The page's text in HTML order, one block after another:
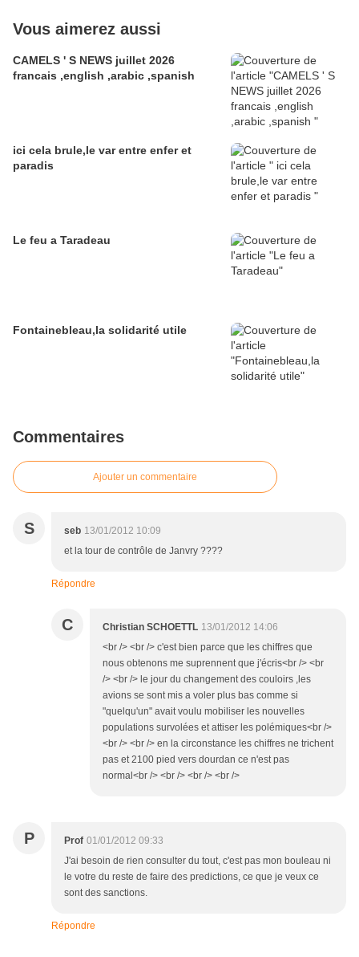
Vous aimerez aussi
CAMELS ' S NEWS juillet 2026
francais ,english ,arabic ,spanish
ici cela brule,le var entre enfer et
paradis
Le feu a Taradeau
Fontainebleau,la solidarité utile
Commentaires
Ajouter un commentaire
S seb 13/01/2012 10:09
et la tour de contrôle de Janvry ????
Répondre
C Christian SCHOETTL 13/01/2012 14:06
<br /> <br /> c'est bien parce que les chiffres que
nous obtenons me suprennent que j'écris<br /> <br
/> <br /> le jour du changement des couloirs ,les
avions se sont mis a voler plus bas comme si
"quelqu'un" avait voulu mobiliser les nouvelles
populations survolées et attiser les polémiques<br />
<br /> <br /> en la circonstance les chiffres ne trichent
pas et 2100 pied vers dourdan ce n'est pas
normal<br /> <br /> <br /> <br />
P Prof 01/01/2012 09:33
J'ai besoin de rien consulter du tout, c'est pas mon bouleau ni
le votre du reste de faire des predictions, ce que je veux ce
sont des sanctions.
Répondre